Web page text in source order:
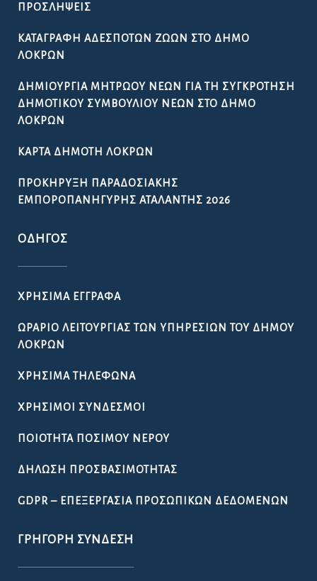
ΠΡΟΣΛΉΨΕΙΣ
ΚΑΤΑΓΡΑΦΉ ΑΔΈΣΠΟΤΩΝ ΖΏΩΝ ΣΤΟ ΔΉΜΟ
ΛΟΚΡΏΝ
ΔΗΜΙΟΥΡΓΊΑ ΜΗΤΡΏΟΥ ΝΈΩΝ ΓΙΑ ΤΗ ΣΥΓΚΡΌΤΗΣΗ
ΔΗΜΟΤΙΚΟΎ ΣΥΜΒΟΥΛΊΟΥ ΝΈΩΝ ΣΤΟ ΔΉΜΟ
ΛΟΚΡΏΝ
ΚΆΡΤΑ ΔΗΜΌΤΗ ΛΟΚΡΏΝ
ΠΡΟΚΉΡΥΞΗ ΠΑΡΑΔΟΣΙΑΚΉΣ
ΕΜΠΟΡΟΠΑΝΉΓΥΡΗΣ ΑΤΑΛΆΝΤΗΣ 2026
ΟΔΗΓΌΣ
ΧΡΉΣΙΜΑ ΈΓΓΡΑΦΑ
ΩΡΆΡΙΟ ΛΕΙΤΟΥΡΓΊΑΣ ΤΩΝ ΥΠΗΡΕΣΙΏΝ ΤΟΥ ΔΉΜΟΥ
ΛΟΚΡΏΝ
ΧΡΉΣΙΜΑ ΤΗΛΈΦΩΝΑ
ΧΡΉΣΙΜΟΙ ΣΎΝΔΕΣΜΟΙ
ΠΟΙΌΤΗΤΑ ΠΌΣΙΜΟΥ ΝΕΡΟΎ
ΔΉΛΩΣΗ ΠΡΟΣΒΑΣΙΜΌΤΗΤΑΣ
GDPR – ΕΠΕΞΕΡΓΑΣΙΑ ΠΡΟΣΩΠΙΚΩΝ ΔΕΔΟΜΕΝΩΝ
ΓΡΉΓΟΡΗ ΣΎΝΔΕΣΗ